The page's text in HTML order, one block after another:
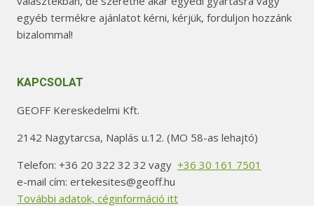
egyéb termékre ajánlatot kérni, kérjük, forduljon hozzánk
bizalommal!
KAPCSOLAT
GEOFF Kereskedelmi Kft.
2142 Nagytarcsa, Naplás u.12. (MO 58-as lehajtó)
Telefon: +36 20 322 32 32 vagy +36 30 161 7501
e-mail cím: ertekesites@geoff.hu
További adatok, céginformáció itt